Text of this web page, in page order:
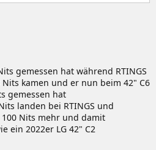
gemessen hat während RTINGS
kamen und er nun beim 42" C6
gemessen hat
landen bei RTINGS und
100 Nits mehr und damit
ein 2022er LG 42" C2